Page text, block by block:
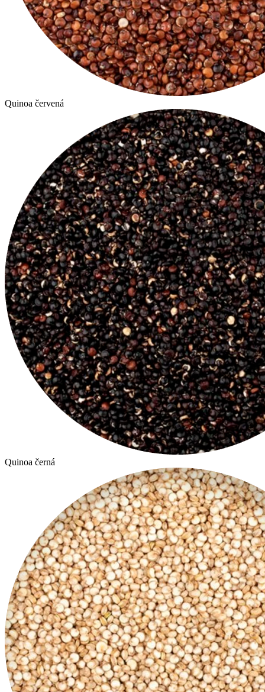
Quinoa červená
Quinoa černá